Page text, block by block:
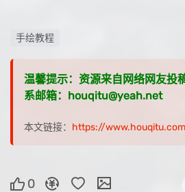
手绘教程
温馨提示：资源来自网络网友投
系邮箱：houqitu@yeah.net
本文链接： https://
0